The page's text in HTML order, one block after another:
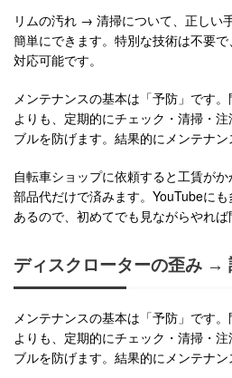
リムの汚れ → 清掃について、正しい
簡単にできます。特別な技術は不要
対応可能です。
メンテナンスの基本は「予防」です
よりも、定期的にチェック・清掃・
ブルを防げます。結果的にメンテナン
自転車ショップに依頼すると工賃が
部品代だけで済みます。YouTubeに
あるので、初めてでも見ながらやれば
ディスクローターの歪み →
メンテナンスの基本は「予防」です
よりも、定期的にチェック・清掃・
ブルを防げます。結果的にメンテナン